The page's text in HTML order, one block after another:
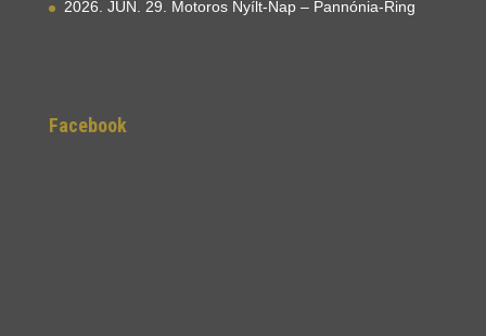
2026. JÚN. 29. Motoros Nyílt-Nap – Pannónia-Ring
Facebook